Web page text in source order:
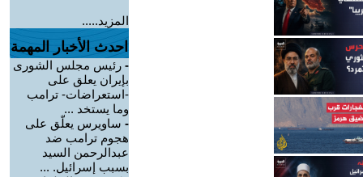
المزيد.....
احدث الأخبار المهمة
- رئيس مجلس الشورى
بإيران يعلق على
-استعراضات- ترامب
وما يستخد ...
- ساويرس يعلّق على
هجوم ترامب ضد
عبدالرحمن السيد
بسبب إسرائيل. ...